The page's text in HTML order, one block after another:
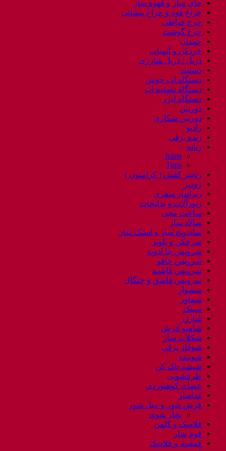
چای ساز و قهوه ساز
چراغ قوه و چراغ پیشانی
چرخ خیاطی
چرخ گوشت
چمدان
خردکن و آسیاب
دریل / دریل شارژی
دستبند
دستگاه اب جوش
دستگاه تصفیه اب
دستگاه لیزر
دوربین
دوربین شکاری
رادیو
رنده برقی
زنانه
Jeans
Tops
زنجیر کفش ( کرامپون )
زودپز
زیرانداز سفری
زیورآلات و بدلیجات
ساعت مچی
سالاد ساز
ساندویچ ساز و اسنک ساز
سرخکن و پلوپز
سرویس جا ادویه
سرویس چاقو
سرویس قابلمه
سرویس قاشق و چنگال
سشوار
سماور
سینک
شارژر
شامپو فرش
شکلات ساز
شوفاژ برقی
شوینده
شیشه پاک کن
ظرفشویی
عصای کوهنوردی
غذاساز
فرش شور و مبل شور
بخار شوی
فلاسک و کلمن
فوم ساز
قمقمه و فلاسک